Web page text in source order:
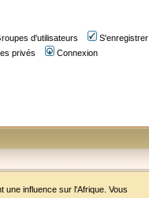
d'utilisateurs
S'enregistrer
privés Connexion
une influence sur l'Afrique. Vous